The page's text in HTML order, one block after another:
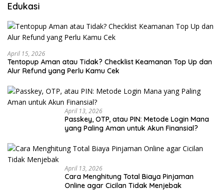
Edukasi
April 15, 2026
Tentopup Aman atau Tidak? Checklist Keamanan Top Up dan
Alur Refund yang Perlu Kamu Cek
April 13, 2026
Passkey, OTP, atau PIN: Metode Login Mana
yang Paling Aman untuk Akun Finansial?
April 13, 2026
Cara Menghitung Total Biaya Pinjaman
Online agar Cicilan Tidak Menjebak